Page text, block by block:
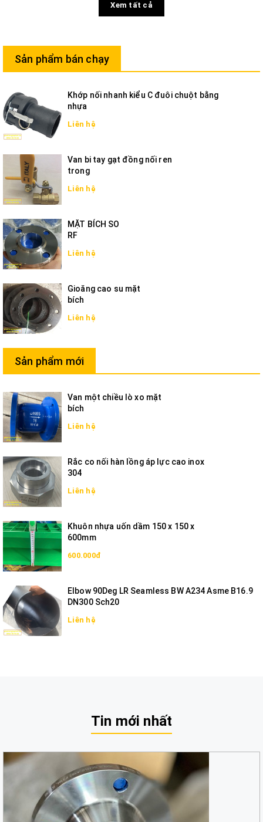
Xem tất cả
Sản phẩm bán chạy
Khớp nối nhanh kiểu C đuôi chuột bằng
nhựa
Liên hệ
Van bi tay gạt đồng nối ren
trong
Liên hệ
MẶT BÍCH SO
RF
Liên hệ
Gioăng cao su mặt
bích
Liên hệ
Sản phẩm mới
Van một chiều lò xo mặt
bích
Liên hệ
Rắc co nối hàn lồng áp lực cao inox
304
Liên hệ
Khuôn nhựa uốn dầm 150 x 150 x
600mm
600.000đ
Elbow 90Deg LR Seamless BW A234 Asme B16.9
DN300 Sch20
Liên hệ
Tin mới nhất